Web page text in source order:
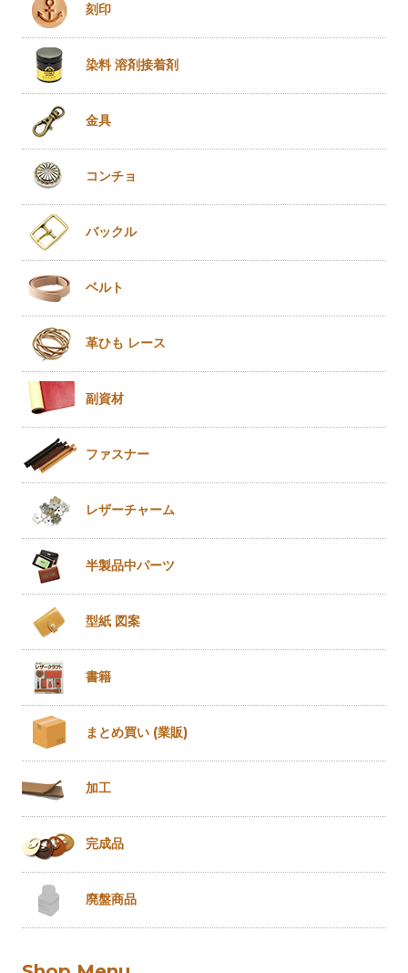
刻印
染料 溶剤接着剤
金具
コンチョ
バックル
ベルト
革ひも レース
副資材
ファスナー
レザーチャーム
半製品中パーツ
型紙 図案
書籍
まとめ買い (業販)
加工
完成品
廃盤商品